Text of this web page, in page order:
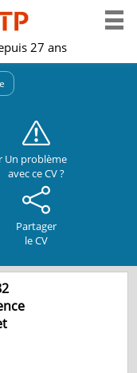
27 ans
Un problème
avec ce CV ?
Partager
le CV